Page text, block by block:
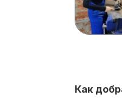
Как